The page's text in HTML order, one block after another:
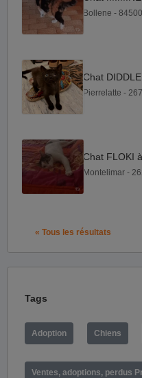
Bollene - 84500
Pierrelatte -
Montelimar -
« Tous les résultats
Tags
Adoption Chiens
Ventes, adoptions, perdus